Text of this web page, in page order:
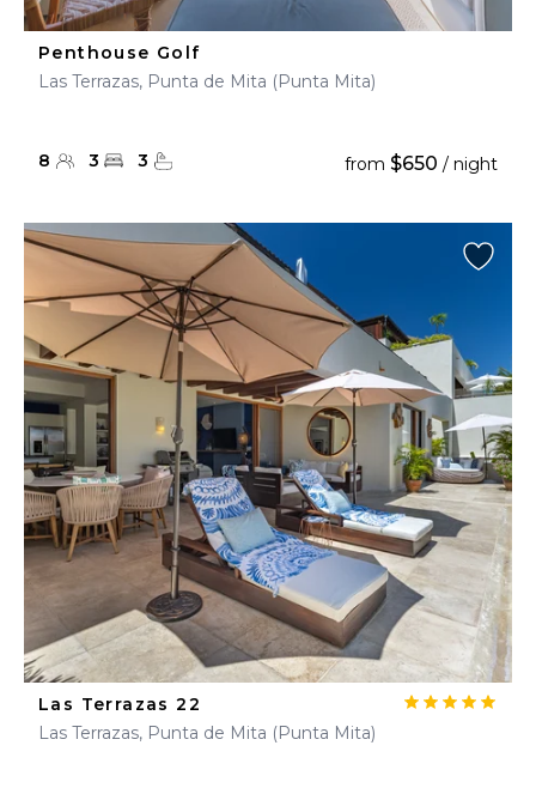
Penthouse Golf
Las Terrazas, Punta de Mita (Punta Mita)
8 3 3 from $650 / night
Las Terrazas 22
Las Terrazas, Punta de Mita (Punta Mita)